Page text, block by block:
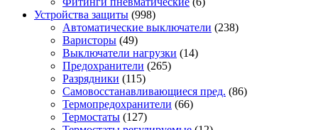
Устройства защиты (998)
Автоматические выключатели (238)
Варисторы (49)
Выключатели нагрузки (14)
Предохранители (265)
Разрядники (115)
Самовосстанавливающиеся пред. (86)
Термопредохранители (66)
Термостаты (127)